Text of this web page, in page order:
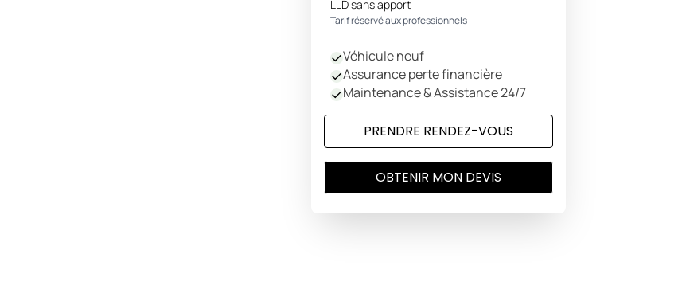
LLD sans apport
Tarif réservé aux professionnels
Véhicule neuf
Assurance perte financière
Maintenance & Assistance 24/7
PRENDRE RENDEZ-VOUS
OBTENIR MON DEVIS